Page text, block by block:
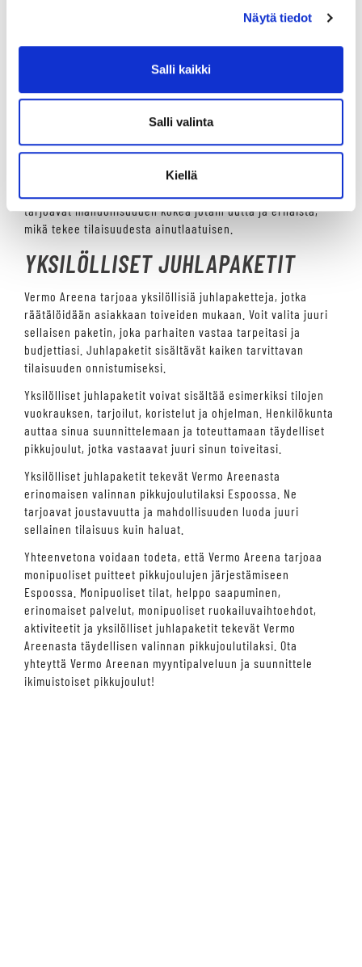
Näytä tiedot
Salli kaikki
Salli valinta
Kiellä
ohjelmavaihtoehtoja, jotka tekevät pikkujouluista
jossa vieraat pääsevät tutustumaan ravihevosten arkeen ja
tapaamaan alan ammattilaisia.
Raviopastus on toinen suosittu aktiviteetti, jossa kokeneet
on erinomainen tapa lisätä tilaisuuteen mielenkiintoista
ohjelmaa ja tarjota vieraille uusia elämyksiä.
Vermo Areenan aktiviteetit ja ohjelmavaihtoehdot tekevät
tarjoavat mahdollisuuden kokea jotain uutta ja erilaista,
mikä tekee tilaisuudesta ainutlaatuisen.
YKSILÖLLISET JUHLAPAKETIT
Vermo Areena tarjoaa yksilöllisiä juhlapaketteja, jotka
räätälöidään asiakkaan toiveiden mukaan. Voit valita juuri
sellaisen paketin, joka parhaiten vastaa tarpeitasi ja
budjettiasi. Juhlapaketit sisältävät kaiken tarvittavan
tilaisuuden onnistumiseksi.
Yksilölliset juhlapaketit voivat sisältää esimerkiksi tilojen
vuokrauksen, tarjoilut, koristelut ja ohjelman. Henkilökunta
auttaa sinua suunnittelemaan ja toteuttamaan täydelliset
pikkujoulut, jotka vastaavat juuri sinun toiveitasi.
Yksilölliset juhlapaketit tekevät Vermo Areenasta
erinomaisen valinnan pikkujoulutilaksi Espoossa. Ne
tarjoavat joustavuutta ja mahdollisuuden luoda juuri
sellainen tilaisuus kuin haluat.
Yhteenvetona voidaan todeta, että Vermo Areena tarjoaa
monipuoliset puitteet pikkujoulujen järjestämiseen
Espoossa. Monipuoliset tilat, helppo saapuminen,
erinomaiset palvelut, monipuoliset ruokailuvaihtoehdot,
aktiviteetit ja yksilölliset juhlapaketit tekevät Vermo
Areenasta täydellisen valinnan pikkujoulutilaksi. Ota
yhteyttä Vermo Areenan myyntipalveluun ja suunnittele
ikimuistoiset pikkujoulut!